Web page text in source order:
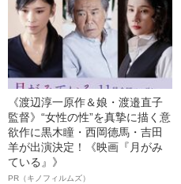
《渡辺淳一原作＆娘・渡邉直子
監督》“女性の性”を真摯に描く意
欲作に黒木瞳・西岡德馬・吉田
羊が出演決定！《映画『月がみ
ている』》
PR（キノフィルムズ）